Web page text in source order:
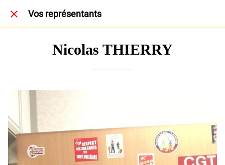
Vos représentants
Nicolas THIERRY